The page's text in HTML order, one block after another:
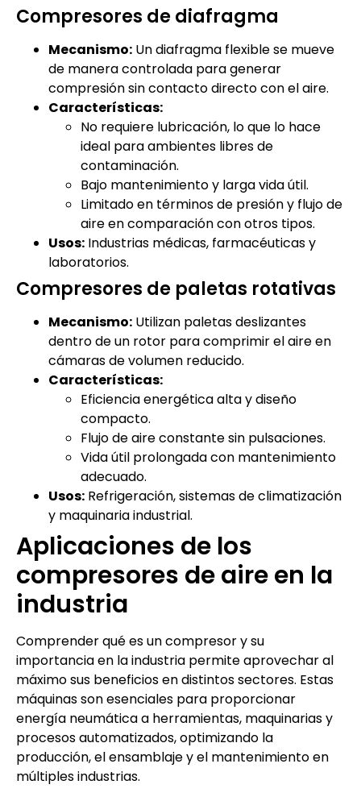
Compresores de diafragma
Mecanismo: Un diafragma flexible se mueve
de manera controlada para generar
compresión sin contacto directo con el aire.
Características:
No requiere lubricación, lo que lo hace
ideal para ambientes libres de
contaminación.
Bajo mantenimiento y larga vida útil.
Limitado en términos de presión y flujo de
aire en comparación con otros tipos.
Usos: Industrias médicas, farmacéuticas y
laboratorios.
Compresores de paletas rotativas
Mecanismo: Utilizan paletas deslizantes
dentro de un rotor para comprimir el aire en
cámaras de volumen reducido.
Características:
Eficiencia energética alta y diseño
compacto.
Flujo de aire constante sin pulsaciones.
Vida útil prolongada con mantenimiento
adecuado.
Usos: Refrigeración, sistemas de climatización
y maquinaria industrial.
Aplicaciones de los
compresores de aire en la
industria
Comprender qué es un compresor y su
importancia en la industria permite aprovechar al
máximo sus beneficios en distintos sectores. Estas
máquinas son esenciales para proporcionar
energía neumática a herramientas, maquinarias y
procesos automatizados, optimizando la
producción, el ensamblaje y el mantenimiento en
múltiples industrias.